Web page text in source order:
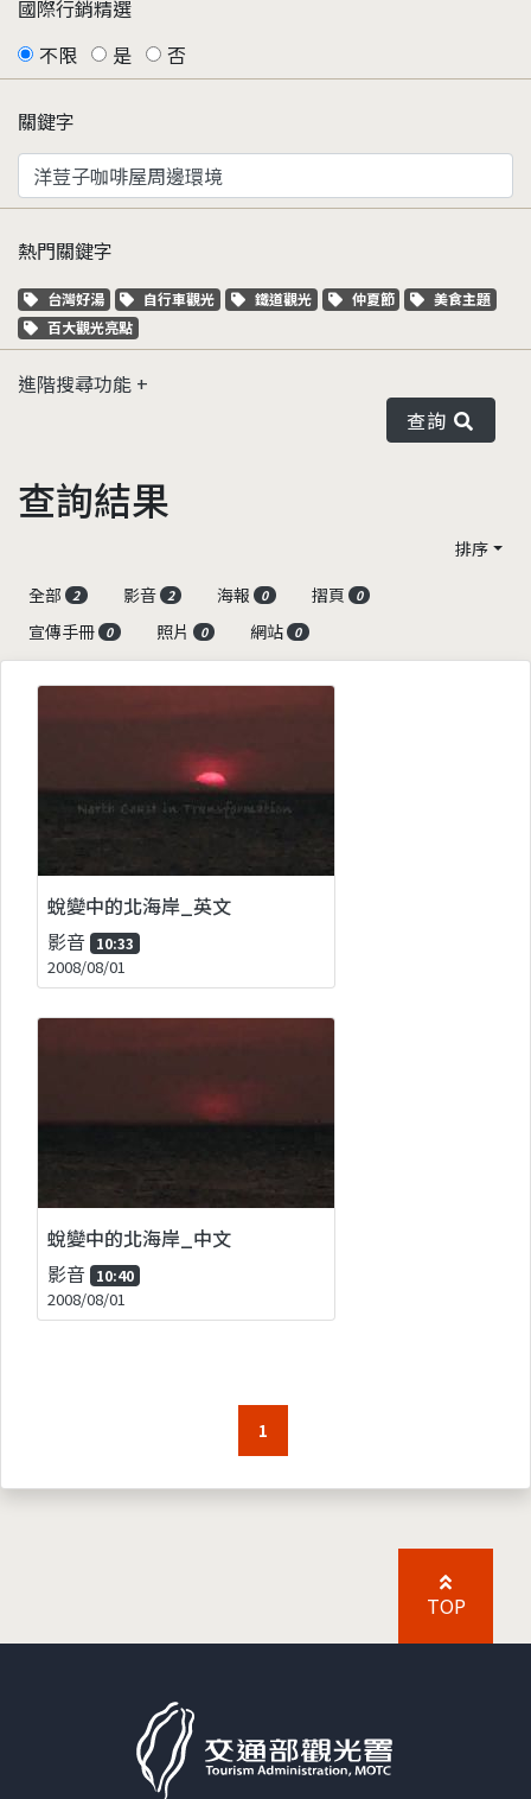
國際行銷精選
不限
是 否
關鍵字
熱門關鍵字
關鍵字標籤
台灣好湯 關鍵字標籤
自行車觀光 關鍵字標籤
鐵道觀光 關鍵字標籤
仲夏節 關鍵字標籤
美食主題
關鍵字標籤
百大觀光亮點
進階搜尋功能
查詢
查詢結果
排序
全部
2 影音 2 海報 0 摺頁 0
宣傳手冊 0 照片 0 網站 0
蛻變中的北海岸_英文
影音 10:33
2008/08/01
蛻變中的北海岸_中文
影音 10:40
2008/08/01
1
TOP